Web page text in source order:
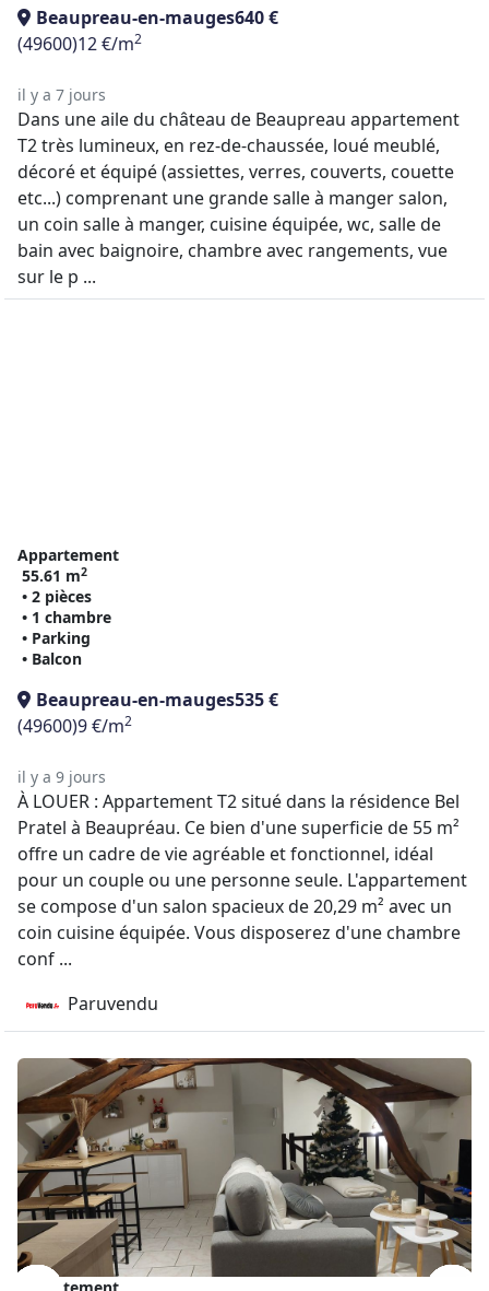
Beaupreau-en-mauges640 €
(49600)12 €/m2
il y a 7 jours
Dans une aile du château de Beaupreau appartement
T2 très lumineux, en rez-de-chaussée, loué meublé,
décoré et équipé (assiettes, verres, couverts, couette
etc...) comprenant une grande salle à manger salon,
un coin salle à manger, cuisine équipée, wc, salle de
bain avec baignoire, chambre avec rangements, vue
sur le p ...
Appartement
55.61 m2
• 2 pièces
• 1 chambre
• Parking
• Balcon
Beaupreau-en-mauges535 €
(49600)9 €/m2
il y a 9 jours
À LOUER : Appartement T2 situé dans la résidence Bel
Pratel à Beaupréau. Ce bien d'une superficie de 55 m²
offre un cadre de vie agréable et fonctionnel, idéal
pour un couple ou une personne seule. L'appartement
se compose d'un salon spacieux de 20,29 m² avec un
coin cuisine équipée. Vous disposerez d'une chambre
conf ...
Paruvendu